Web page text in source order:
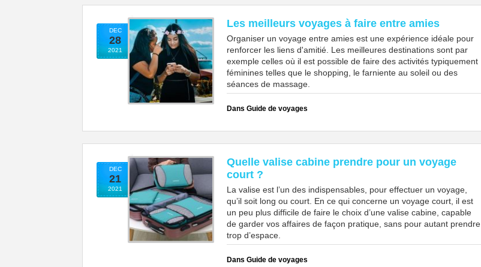
DEC
28
2021
Les meilleurs voyages à faire entre amies
Organiser un voyage entre amies est une expérience idéale pour
renforcer les liens d'amitié. Les meilleures destinations sont par
exemple celles où il est possible de faire des activités typiquement
féminines telles que le shopping, le farniente au soleil ou des
séances de massage.
Dans Guide de voyages
DEC
21
2021
Quelle valise cabine prendre pour un voyage
court ?
La valise est l’un des indispensables, pour effectuer un voyage,
qu’il soit long ou court. En ce qui concerne un voyage court, il est
un peu plus difficile de faire le choix d’une valise cabine, capable
de garder vos affaires de façon pratique, sans pour autant prendre
trop d’espace.
Dans Guide de voyages